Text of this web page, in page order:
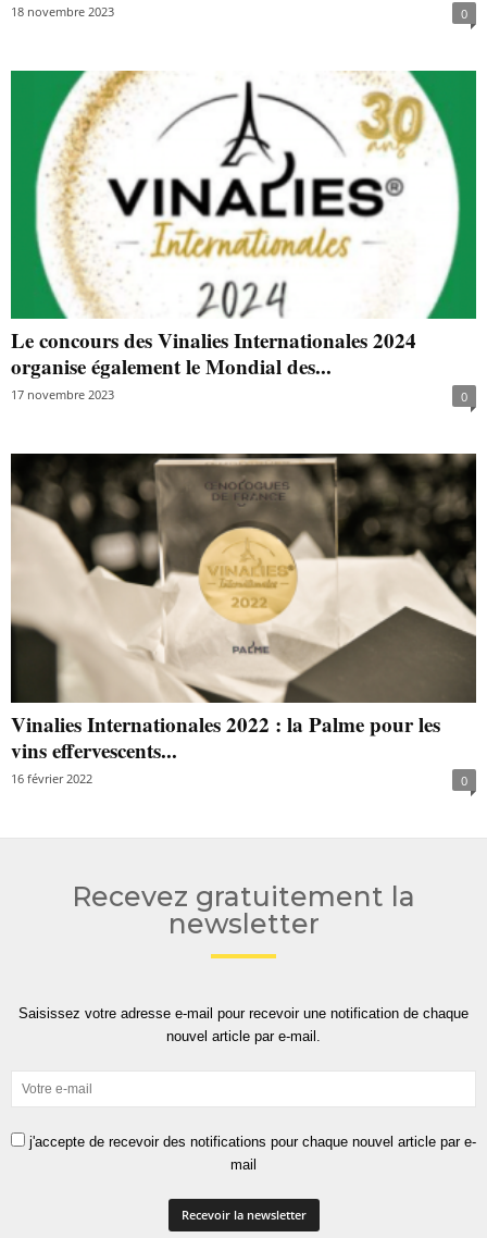
18 novembre 2023 0
Le concours des Vinalies Internationales 2024
organise également le Mondial des...
17 novembre 2023 0
Vinalies Internationales 2022 : la Palme pour les
vins effervescents...
16 février 2022 0
Recevez gratuitement la
newsletter
Saisissez votre adresse e-mail pour recevoir une notification de chaque
nouvel article par e-mail.
j'accepte de recevoir des notifications pour chaque nouvel article par e-
mail